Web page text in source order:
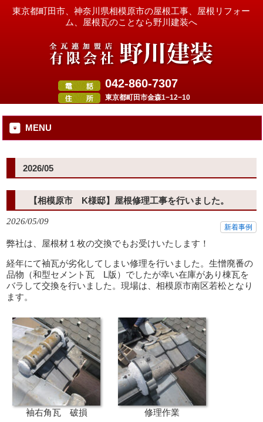
東京都町田市、神奈川県相模原市の屋根工事、屋根リフォー
ム、屋根瓦のことなら野川建装へ
042-860-7307
東京都町田市金森1−12−10
MENU
2026/05
【相模原市 K様邸】屋根修理工事を行いました。
2026/05/09
新着事例
弊社は、屋根材１枚の交換でもお受けいたします！
経年にて袖瓦が劣化してしまい修理を行いました。生憎廃番の
品物（和型セメント瓦 L版）でしたが幸い在庫があり棟瓦を
バラして交換を行いました。現場は、相模原市南区若松となり
ます。
袖右角瓦 破損 修理作業